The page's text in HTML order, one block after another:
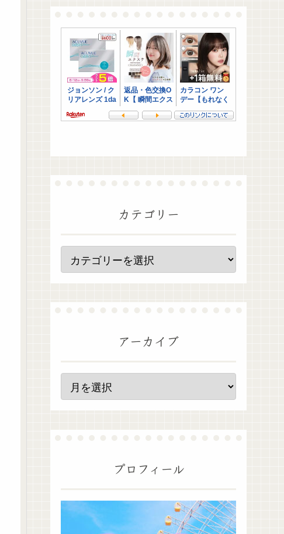
カテゴリー
アーカイブ
プロフィール